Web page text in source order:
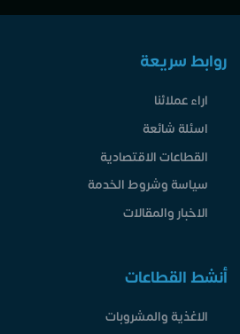
روابط سريعة
اراء عملائنا
اسئلة شائعة
القطاعات الاقتصادية
سياسة وشروط الخدمة
الاخبار والمقالات
أنشط القطاعات
الاغذية والمشروبات